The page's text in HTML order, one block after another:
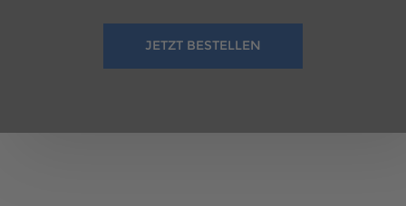
JETZT BESTELLEN